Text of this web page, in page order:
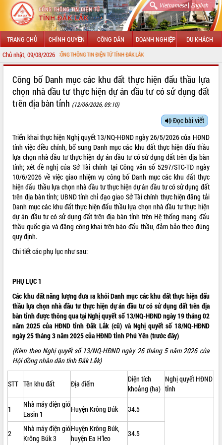
Vietnamese| English
TRANG CHỦ CHÍNH QUYỀN CÔNG DÂN DOANH NGHIỆP DU KHÁCH
Chủ nhật, 09/08/2026
VỚI CỔNG THÔNG TIN ĐIỆN TỬ TỈNH ĐẮK LẮK
LÃNH ĐẠO UBND TỈNH
SỞ, BAN, NGÀNH
UBND CÁC XÃ, PHƯỜNG
THÔNG TIN CHỈ ĐẠO ĐIỀU HÀNH
HỆ THỐNG VĂN BẢN
VĂN BẢN HĐND TỈNH
ĐIỂM TIN VĂN BẢN
QUY HOẠCH - KẾ HOẠCH
Công bố Danh mục các khu đất thực hiện đấu thầu lựa
chọn nhà đầu tư thực hiện dự án đầu tư có sử dụng đất
trên địa bàn tỉnh (12/06/2026, 09:10)
Đọc bài viết
Triển khai thực hiện Nghị quyết 13/NQ-HĐND ngày 26/5/2026 của HĐND
tỉnh việc điều chỉnh, bổ sung Danh mục các khu đất thực hiện đấu thầu
lựa chọn nhà đầu tư thực hiện dự án đầu tư có sử dụng đất trên địa bàn
tỉnh; xét đề nghị của Sở Tài chính tại Công văn số 5297/STC-TĐ ngày
10/6/2026 về việc giao nhiệm vụ công bố Danh mục các khu đất thực
hiện đấu thầu lựa chọn nhà đầu tư thực hiện dự án đầu tư có sử dụng đất
trên địa bàn tỉnh; UBND tỉnh chỉ đạo giao Sở Tài chính thực hiện đăng tải
Danh mục các khu đất thực hiện đấu thầu lựa chọn nhà đầu tư thực hiện
dự án đầu tư có sử dụng đất trên địa bàn tỉnh trên Hệ thống mạng đấu
thầu quốc gia và đăng công khai trên báo đấu thầu, đảm bảo theo đúng
quy định.
Chi tiết các phụ lục như sau:
PHỤ LỤC 1
Các khu đất năng lượng đưa ra khỏi Danh mục các khu đất thực hiện đấu
thầu lựa chọn nhà đầu tư thực hiện dự án đầu tư có sử dụng đất trên địa
bàn tỉnh được thông qua tại Nghị quyết số 13/NQ-HĐND ngày 19 tháng 02
năm 2025 của HĐND tỉnh Đắk Lắk (cũ) và Nghị quyết số 18/NQ-HĐND
ngày 25 tháng 3 năm 2025 của HĐND tỉnh Phú Yên (trước đây)
(Kèm theo Nghị quyết số 13/NQ-HĐND ngày 26 tháng 5 năm 2026 của
Hội đồng nhân dân tỉnh Đắk Lắk)
STT Tên khu đất Địa điểm
Diện tích
khoảng (ha)
Nghị quyết HĐND
tỉnh
1
Nhà máy điện gió
Easin 1
Huyện Krông Búk 34.5
2
Nhà máy điện gió
Krông Búk 3
Huyện Krông Búk,
huyện Ea H’leo
34.5